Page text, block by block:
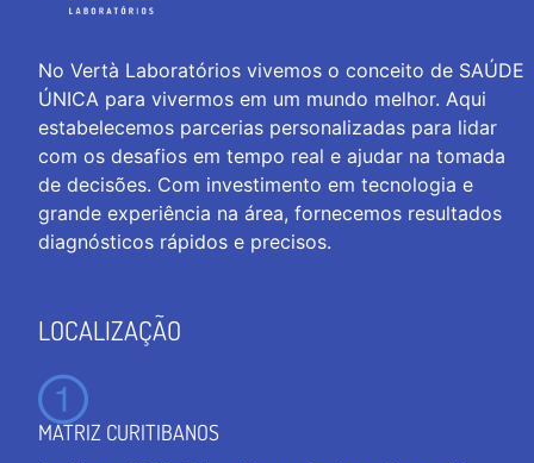
No Vertà Laboratórios vivemos o conceito de SAÚDE
ÚNICA para vivermos em um mundo melhor. Aqui
estabelecemos parcerias personalizadas para lidar
com os desafios em tempo real e ajudar na tomada
de decisões. Com investimento em tecnologia e
grande experiência na área, fornecemos resultados
diagnósticos rápidos e precisos.
LOCALIZAÇÃO
MATRIZ CURITIBANOS